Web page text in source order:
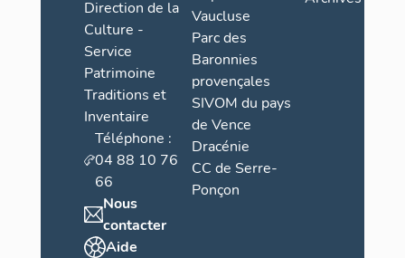
Direction de la
Culture -
Service
Patrimoine
Traditions et
Inventaire
Téléphone :
04 88 10 76
66
Nous
contacter
Aide
Vaucluse
Parc des
Baronnies
provençales
SIVOM du pays
de Vence
Dracénie
CC de Serre-
Ponçon